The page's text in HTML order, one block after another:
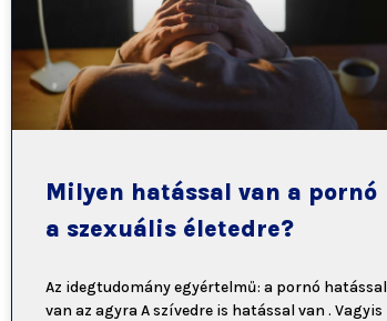
Milyen hatással van a pornó
a szexuális életedre?
Az idegtudomány egyértelmű: a pornó hatással
van az agyra A szívedre is hatással van . Vagyis